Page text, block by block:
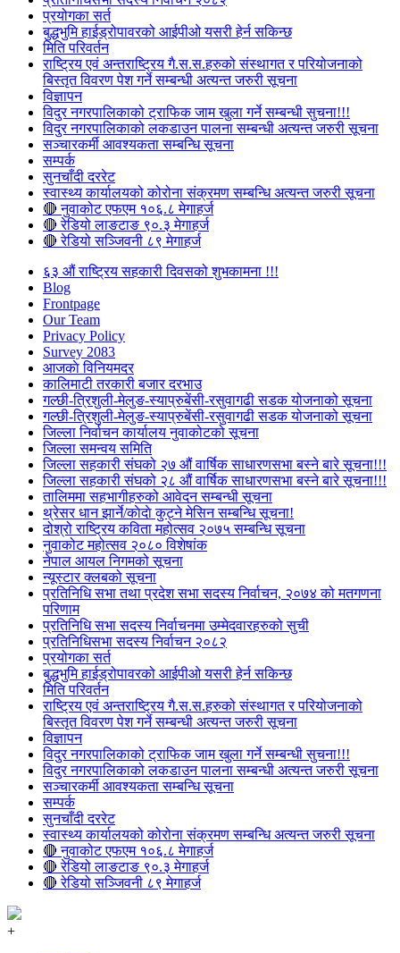
प्रयोगका सर्त
बुद्धभुमि हाईड्रोपावरको आईपीओ यसरी हेर्न सकिन्छ
मिति परिवर्तन
राष्ट्रिय एवं अन्तराष्ट्रिय गै.स.स.हरुको संस्थागत र परियोजनाको
बिस्तृत विवरण पेश गर्ने सम्बन्धी अत्यन्त जरुरी सूचना
विज्ञापन
विदुर नगरपालिकाको ट्राफिक जाम खुला गर्ने सम्बन्धी सुचना!!!
विदुर नगरपालिकाको लकडाउन पालना सम्बन्धी अत्यन्त जरुरी सूचना
सञ्चारकर्मी आवश्यकता सम्बन्धि सूचना
सम्पर्क
सुनचाँदी दररेट
स्वास्थ्य कार्यालयको कोरोना संक्रमण सम्बन्धि अत्यन्त जरुरी सूचना
🔴 नुवाकोट एफएम १०६.८ मेगाहर्ज
🔴 रेडियो लाङटाङ ९०.३ मेगाहर्ज
🔴 रेडियो सञ्जिवनी ८९ मेगाहर्ज
६३ औं राष्ट्रिय सहकारी दिवसको शुभकामना !!!
Blog
Frontpage
Our Team
Privacy Policy
Survey 2083
आजकाे विनियमदर
कालिमाटी तरकारी बजार दरभाउ
गल्छी-त्रिशुली-मेलुङ-स्याप्रुबेंसी-रसुवागढी सडक योजनाको सूचना
गल्छी-त्रिशुली-मेलुङ-स्याप्रुबेंसी-रसुवागढी सडक योजनाको सूचना
जिल्ला निर्वाचन कार्यालय नुवाकोटको सूचना
जिल्ला समन्वय समिति
जिल्ला सहकारी संघको २७ औं वार्षिक साधारणसभा बस्ने बारे सूचना!!!
जिल्ला सहकारी संघको २८ औं वार्षिक साधारणसभा बस्ने बारे सूचना!!!
तालिममा सहभागीहरुको आवेदन सम्बन्धी सूचना
थ्रेसर धान झार्ने/काेदाे कुट्ने मेसिन सम्बन्धि सूचना!
दोश्रो राष्ट्रिय कविता महोत्सव २०७५ सम्बन्धि सूचना
नुवाकोट महोत्सव २०८० विशेषांक
नेपाल आयल निगमको सूचना
न्यूस्टार क्लबको सूचना
प्रतिनिधि सभा तथा प्रदेश सभा सदस्य निर्वाचन, २०७४ को मतगणना
परिणाम
प्रतिनिधि सभा सदस्य निर्वाचनमा उम्मेदवारहरुको सुची
प्रतिनिधिसभा सदस्य निर्वाचन २०८२
प्रयोगका सर्त
बुद्धभुमि हाईड्रोपावरको आईपीओ यसरी हेर्न सकिन्छ
मिति परिवर्तन
राष्ट्रिय एवं अन्तराष्ट्रिय गै.स.स.हरुको संस्थागत र परियोजनाको
बिस्तृत विवरण पेश गर्ने सम्बन्धी अत्यन्त जरुरी सूचना
विज्ञापन
विदुर नगरपालिकाको ट्राफिक जाम खुला गर्ने सम्बन्धी सुचना!!!
विदुर नगरपालिकाको लकडाउन पालना सम्बन्धी अत्यन्त जरुरी सूचना
सञ्चारकर्मी आवश्यकता सम्बन्धि सूचना
सम्पर्क
सुनचाँदी दररेट
स्वास्थ्य कार्यालयको कोरोना संक्रमण सम्बन्धि अत्यन्त जरुरी सूचना
🔴 नुवाकोट एफएम १०६.८ मेगाहर्ज
🔴 रेडियो लाङटाङ ९०.३ मेगाहर्ज
🔴 रेडियो सञ्जिवनी ८९ मेगाहर्ज
+